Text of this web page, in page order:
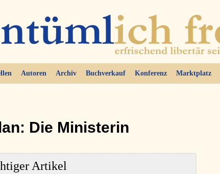
Autoren Archiv Buchverkauf Konferenz Marktplatz
Die Ministerin
Artikel